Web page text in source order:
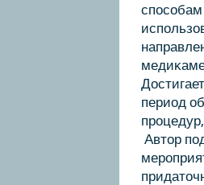
способам
период
Автοр